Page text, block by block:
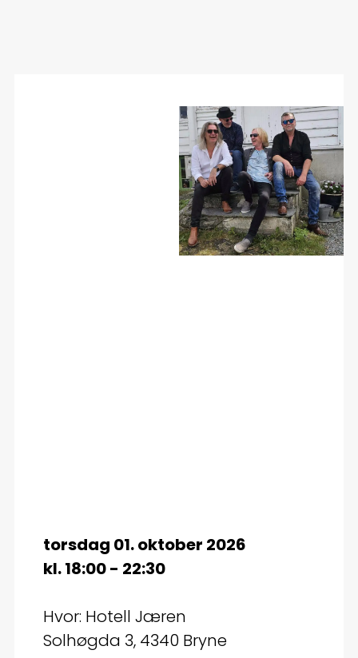
torsdag 01. oktober 2026
kl. 18:00 - 22:30
Hvor: Hotell Jæren
Solhøgda 3, 4340 Bryne